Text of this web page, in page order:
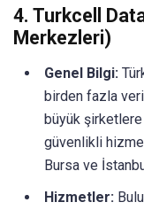
4. Turkcell
Merkezleri)
Genel Bilgi:
birden fazla
büyük
güvenlikli
Bursa ve
Hizmetler: